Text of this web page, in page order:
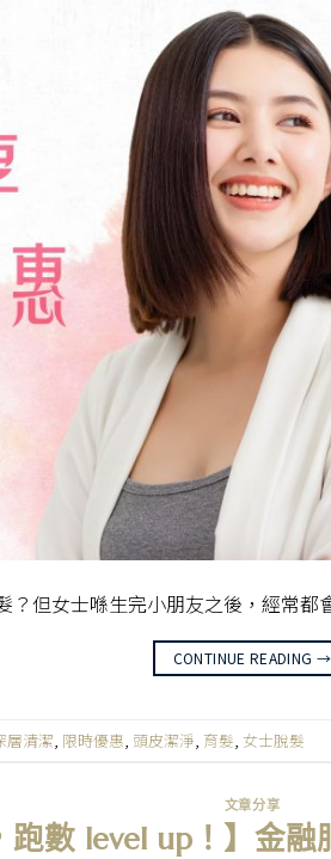
？但女士喺生完小朋友之後，經常
CONTINUE READING →
層清潔 限時優惠 頭皮潔淨 育髮 女士脫髮
文章分享
跑數 level up！】金